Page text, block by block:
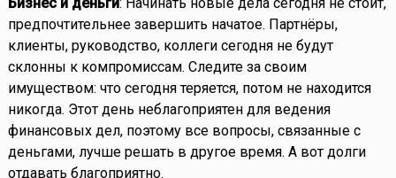
предпочтительнее завершить начатое. Партнёры,
клиенты, руководство, коллеги сегодня не будут
склонны к компромиссам. Следите за своим
имуществом: что сегодня теряется, потом не находится
никогда. Этот день неблагоприятен для ведения
финансовых дел, поэтому все вопросы, связанные с
деньгами, лучше решать в другое время. А вот долги
отдавать благоприятно.